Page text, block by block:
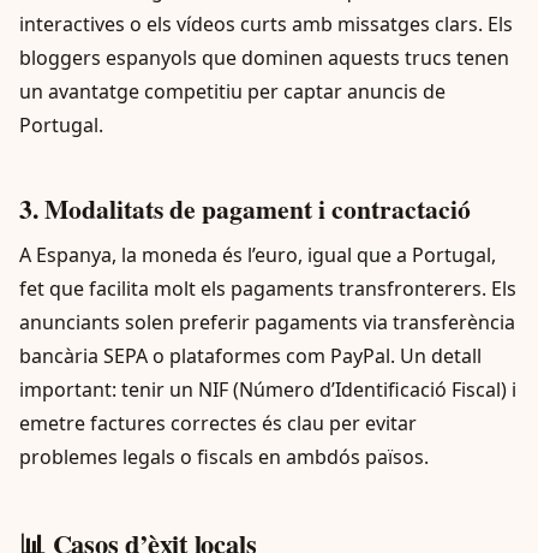
interactives o els vídeos curts amb missatges clars. Els
bloggers espanyols que dominen aquests trucs tenen
un avantatge competitiu per captar anuncis de
Portugal.
3. Modalitats de pagament i contractació
A Espanya, la moneda és l’euro, igual que a Portugal,
fet que facilita molt els pagaments transfronterers. Els
anunciants solen preferir pagaments via transferència
bancària SEPA o plataformes com PayPal. Un detall
important: tenir un NIF (Número d’Identificació Fiscal) i
emetre factures correctes és clau per evitar
problemes legals o fiscals en ambdós països.
📊 Casos d’èxit locals